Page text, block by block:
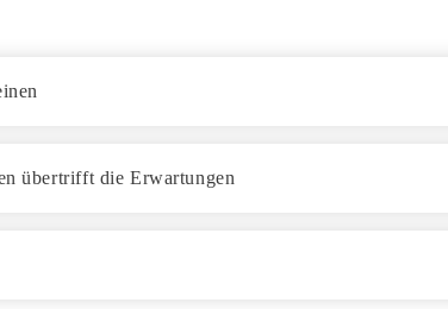
übertrifft die Erwartungen